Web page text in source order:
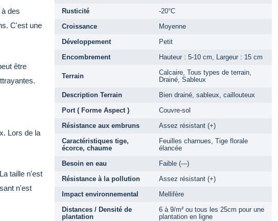
des
C'est une
être
Lors de la
taille n'est
n'est
Rusticité
-20°C
Croissance
Moyenne
Développement
Petit
Encombrement
Hauteur : 5-10 cm, Largeur : 15 cm
Terrain
Calcaire, Tous types de terrain,
Drainé, Sableux
Description Terrain
Bien drainé, sableux, caillouteux
Port ( Forme Aspect )
Couvre-sol
Résistance aux embruns
Assez résistant (+)
Caractéristiques tige,
écorce, chaume
Feuilles charnues, Tige florale
élancée
Besoin en eau
Faible (---)
Résistance à la pollution
Assez résistant (+)
Impact environnemental
Mellifère
Distances / Densité de
plantation
6 à 9/m² ou tous les 25cm pour une
plantation en ligne